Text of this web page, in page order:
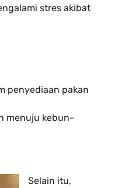
stres akibat
penyediaan pakan
menuju kebun-
Selain itu,